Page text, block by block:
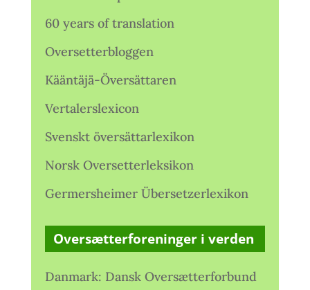
60 years of translation
Oversetterbloggen
Kääntäjä-Översättaren
Vertalerslexicon
Svenskt översättarlexikon
Norsk Oversetterleksikon
Germersheimer Übersetzerlexikon
Oversætterforeninger i verden
Danmark: Dansk Oversætterforbund